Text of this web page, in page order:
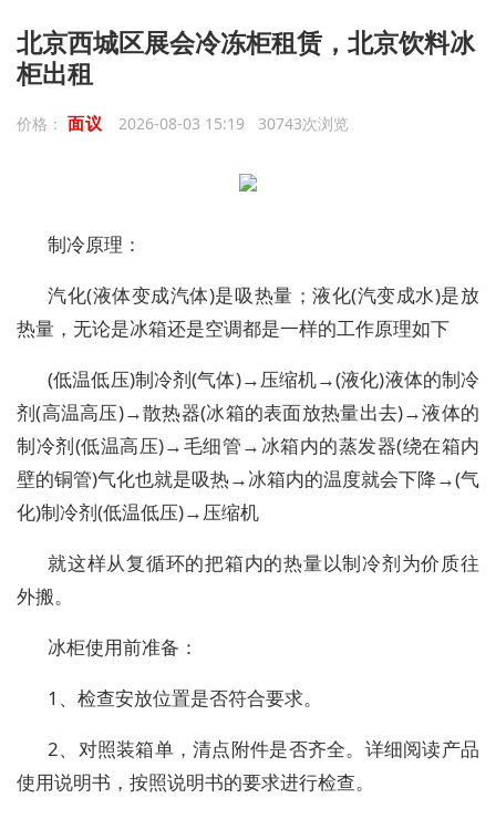
北京西城区展会冷冻柜租赁，北京饮料冰
柜出租
价格： 面议 2026-08-03 15:19 30743次浏览
制冷原理：
汽化(液体变成汽体)是吸热量；液化(汽变成水)是放
热量，无论是冰箱还是空调都是一样的工作原理如下
(低温低压)制冷剂(气体)→压缩机→(液化)液体的制冷
剂(高温高压)→散热器(冰箱的表面放热量出去)→液体的
制冷剂(低温高压)→毛细管→冰箱内的蒸发器(绕在箱内
壁的铜管)气化也就是吸热→冰箱内的温度就会下降→(气
化)制冷剂(低温低压)→压缩机
就这样从复循环的把箱内的热量以制冷剂为价质往
外搬。
冰柜使用前准备：
1、检查安放位置是否符合要求。
2、对照装箱单，清点附件是否齐全。详细阅读产品
使用说明书，按照说明书的要求进行检查。